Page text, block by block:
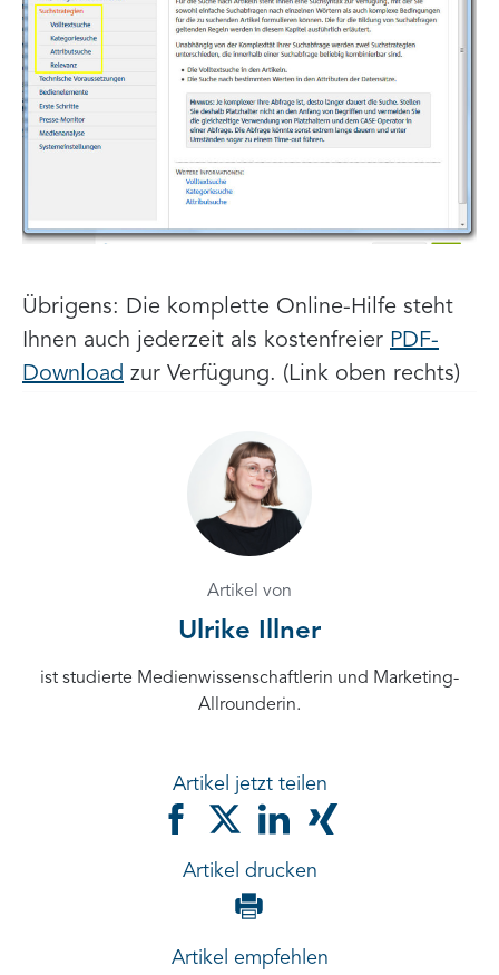
Übrigens: Die komplette Online-Hilfe steht
Ihnen auch jederzeit als kostenfreier PDF-
Download zur Verfügung. (Link oben rechts)
Artikel von
Ulrike Illner
ist studierte Medienwissenschaftlerin und Marketing-
Allrounderin.
Artikel jetzt teilen
Artikel drucken
Artikel empfehlen